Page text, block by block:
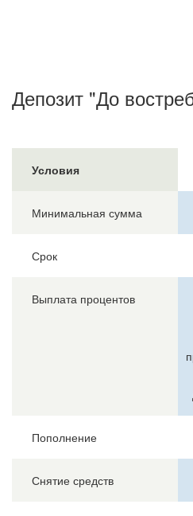
Депозит "До
Условия
Минимальная сумма
Срок
Выплата процентов
Пополнение
Снятие средств